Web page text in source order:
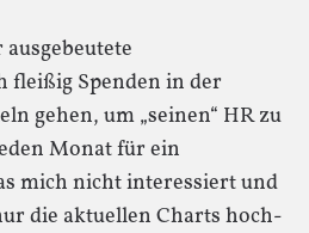
fleißig Spenden in der
gehen, um „seinen“ HR zu
Monat für ein
mich nicht interessiert und
die aktuellen Charts hoch-